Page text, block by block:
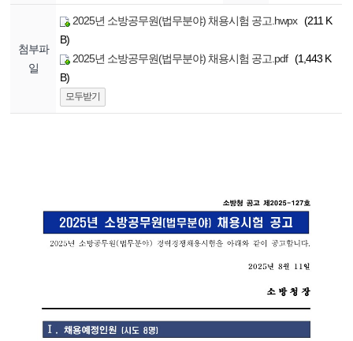
첨부파
일
2025년 소방공무원(법무분야) 채용시험 공고.hwpx(211 K
B)
2025년 소방공무원(법무분야) 채용시험 공고.pdf(1,443 K
B)
모두받기